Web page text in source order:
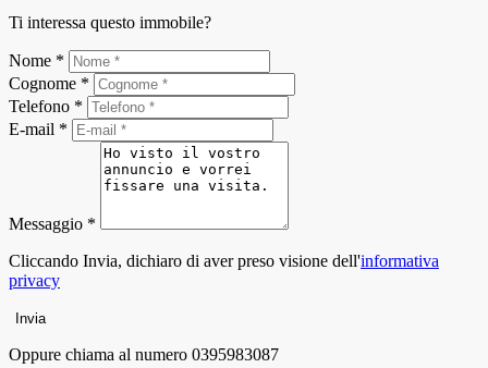
Ti interessa questo immobile?
Nome *
Cognome *
Telefono *
E-mail *
Messaggio *
Cliccando Invia, dichiaro di aver preso visione dell'informativa
privacy
Invia
Oppure chiama al numero 0395983087